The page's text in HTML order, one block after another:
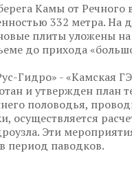
Камы от Речного
332 метра. На
плиты уложены
до прихода
Гидро» - «Камская
и утвержден план
половодья,
осуществляется
Эти
период паводков.